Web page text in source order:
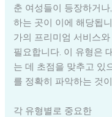
춘 여성들이 등장하거
하는 곳이 이에 해당됩
가의 프리미엄 서비스
필요합니다. 이 유형은
는 데 초점을 맞추고 있
를 정확히 파악하는 것
각 유형별로 중요한